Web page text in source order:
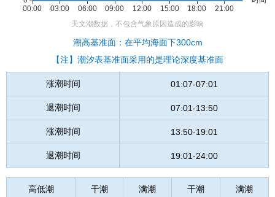
潮高基准面：在平均海面下300cm
【注】潮汐表基准面采用的是理论深度基准面
涨潮时间 01:07-07:01
退潮时间 07:01-13:50
涨潮时间 13:50-19:01
退潮时间 19:01-24:00
高低潮 干潮 满潮 干潮 满潮